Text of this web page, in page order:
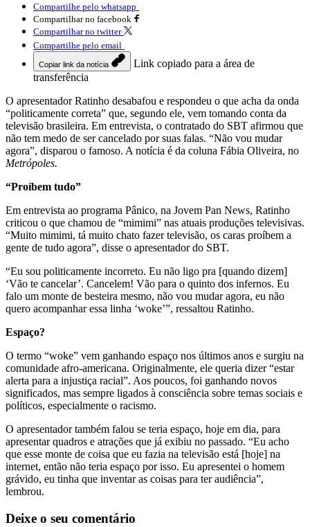
Compartilhe pelo whatsapp
Compartilhar no facebook
Compartilhar no twitter
Compartilhe pelo email
Copiar link da notícia
Link copiado para a área de
transferência
O apresentador Ratinho desabafou e respondeu o que acha da onda
“politicamente correta” que, segundo ele, vem tomando conta da
televisão brasileira. Em entrevista, o contratado do SBT afirmou que
não tem medo de ser cancelado por suas falas. “Não vou mudar
agora”, disparou o famoso. A notícia é da coluna Fábia Oliveira, no
Metrópoles.
“Proíbem tudo”
Em entrevista ao programa Pânico, na Jovem Pan News, Ratinho
criticou o que chamou de “mimimi” nas atuais produções televisivas.
“Muito mimimi, tá muito chato fazer televisão, os caras proíbem a
gente de tudo agora”, disse o apresentador do SBT.
“Eu sou politicamente incorreto. Eu não ligo pra [quando dizem]
‘Vão te cancelar’. Cancelem! Vão para o quinto dos infernos. Eu
falo um monte de besteira mesmo, não vou mudar agora, eu não
quero acompanhar essa linha ‘woke’”, ressaltou Ratinho.
Espaço?
O termo “woke” vem ganhando espaço nos últimos anos e surgiu na
comunidade afro-americana. Originalmente, ele queria dizer “estar
alerta para a injustiça racial”. Aos poucos, foi ganhando novos
significados, mas sempre ligados à consciência sobre temas sociais e
políticos, especialmente o racismo.
O apresentador também falou se teria espaço, hoje em dia, para
apresentar quadros e atrações que já exibiu no passado. “Eu acho
que esse monte de coisa que eu fazia na televisão está [hoje] na
internet, então não teria espaço por isso. Eu apresentei o homem
grávido, eu tinha que inventar as coisas para ter audiência”,
lembrou.
Deixe o seu comentário